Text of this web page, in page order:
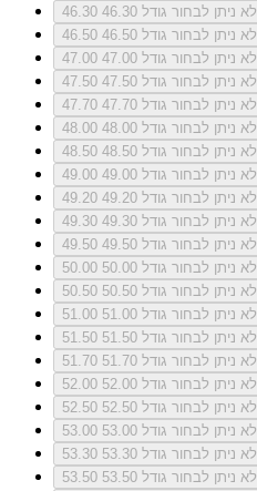
46.30
לא ניתן לבחור גודל 46.30
46.50
לא ניתן לבחור גודל 46.50
47.00
לא ניתן לבחור גודל 47.00
47.50
לא ניתן לבחור גודל 47.50
47.70
לא ניתן לבחור גודל 47.70
48.00
לא ניתן לבחור גודל 48.00
48.50
לא ניתן לבחור גודל 48.50
49.00
לא ניתן לבחור גודל 49.00
49.20
לא ניתן לבחור גודל 49.20
49.30
לא ניתן לבחור גודל 49.30
49.50
לא ניתן לבחור גודל 49.50
50.00
לא ניתן לבחור גודל 50.00
50.50
לא ניתן לבחור גודל 50.50
51.00
לא ניתן לבחור גודל 51.00
51.50
לא ניתן לבחור גודל 51.50
51.70
לא ניתן לבחור גודל 51.70
52.00
לא ניתן לבחור גודל 52.00
52.50
לא ניתן לבחור גודל 52.50
53.00
לא ניתן לבחור גודל 53.00
53.30
לא ניתן לבחור גודל 53.30
53.50
לא ניתן לבחור גודל 53.50